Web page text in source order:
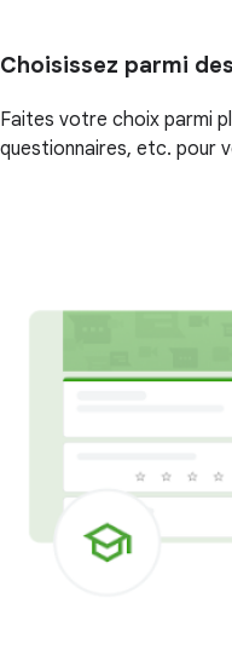
Choisissez parmi
Faites votre choix parmi
questionnaires, etc. pour